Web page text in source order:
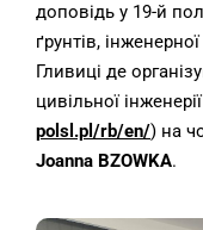
доповідь у 19-й
ґрунтів, інженерної
Гливиці де
цивільної
polsl.pl/rb/en/) на
Joanna BZOWKA.